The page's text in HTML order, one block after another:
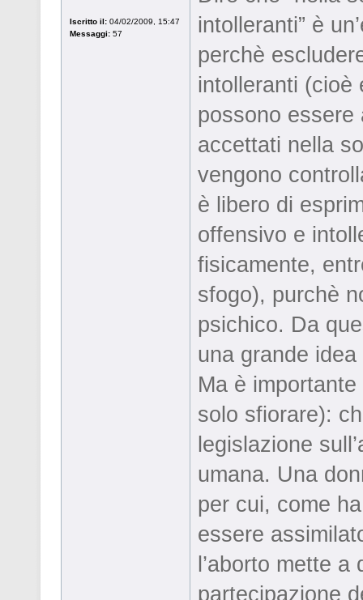
Iscritto il: 04/02/2009, 15:47
Messaggi: 57
intolleranti” è
perchè
intolleranti (cioè
possono essere
accettati nella
vengono
è libero di
offensivo e
fisicamente,
sfogo), purchè
psichico. Da
una grande
Ma è
solo sfiorare):
legislazione
umana. Una
per cui, come
essere
l’aborto mette
partecipazione